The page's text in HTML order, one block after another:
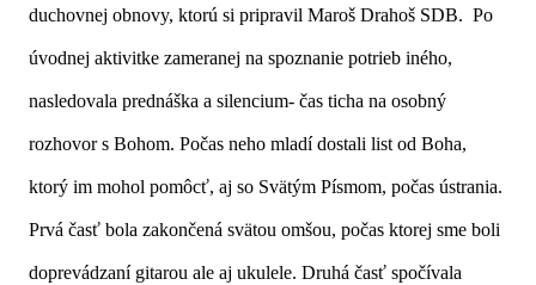
duchovnej obnovy, ktorú si pripravil Maroš Drahoš SDB. Po
úvodnej aktivitke zameranej na spoznanie potrieb iného,
nasledovala prednáška a silencium- čas ticha na osobný
rozhovor s Bohom. Počas neho mladí dostali list od Boha,
ktorý im mohol pomôcť, aj so Svätým Písmom, počas ústrania.
Prvá časť bola zakončená svätou omšou, počas ktorej sme boli
doprevádzaní gitarou ale aj ukulele. Druhá časť spočívala